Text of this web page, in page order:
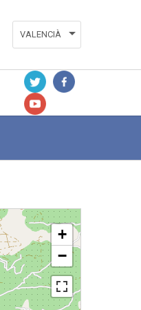
ENGLISH
VALENCIÀ
+
−